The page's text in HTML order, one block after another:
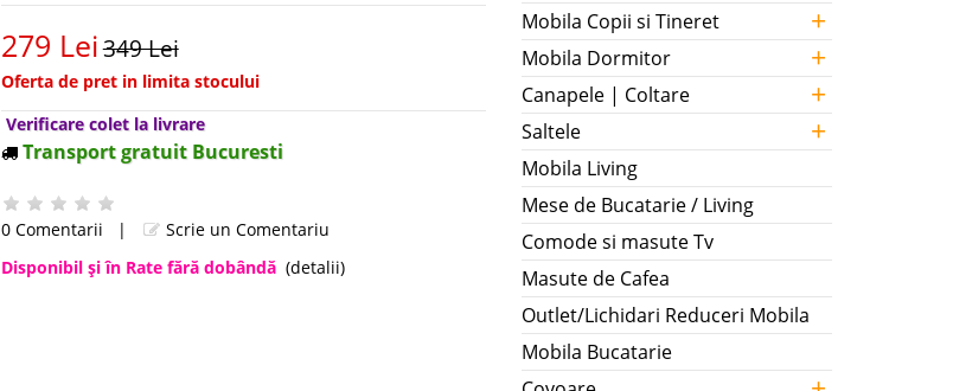
279 Lei349 Lei
Oferta de pret in limita stocului
Verificare colet la livrare
Transport gratuit Bucuresti
0 Comentarii |
Scrie un Comentariu
Disponibil şi în Rate fără dobândă (detalii)
Mobila Copii si Tineret +
Mobila Dormitor +
Canapele | Coltare +
Saltele +
Mobila Living
Mese de Bucatarie / Living
Comode si masute Tv
Masute de Cafea
Outlet/Lichidari Reduceri Mobila
Mobila Bucatarie